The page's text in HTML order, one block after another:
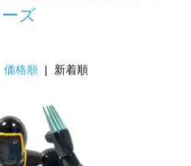
ーズ
価格順 | 新着順